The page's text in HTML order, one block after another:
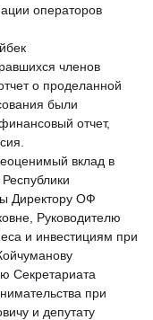
операторов
членов
о проделанной
были
отчет,
вклад в
Директору ОФ
Руководителю
и инвестициям при
Секретариата
при
и депутату